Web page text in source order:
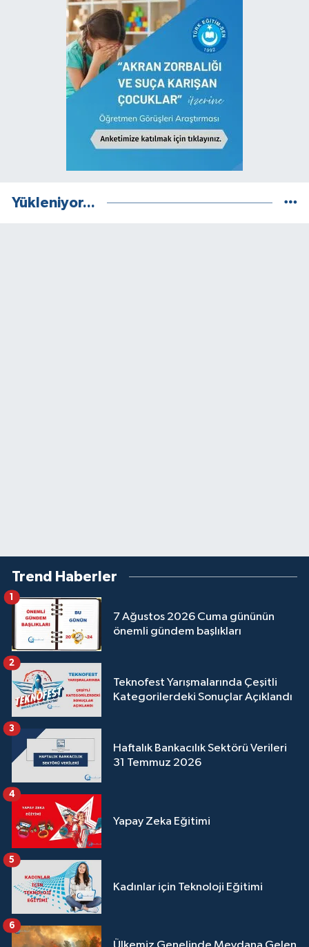
Yükleniyor...
Trend Haberler
7 Ağustos 2026 Cuma gününün
önemli gündem başlıkları
1
Teknofest Yarışmalarında Çeşitli
Kategorilerdeki Sonuçlar Açıklandı
2
Haftalık Bankacılık Sektörü Verileri
31 Temmuz 2026
3
Yapay Zeka Eğitimi
4
Kadınlar için Teknoloji Eğitimi
5
6